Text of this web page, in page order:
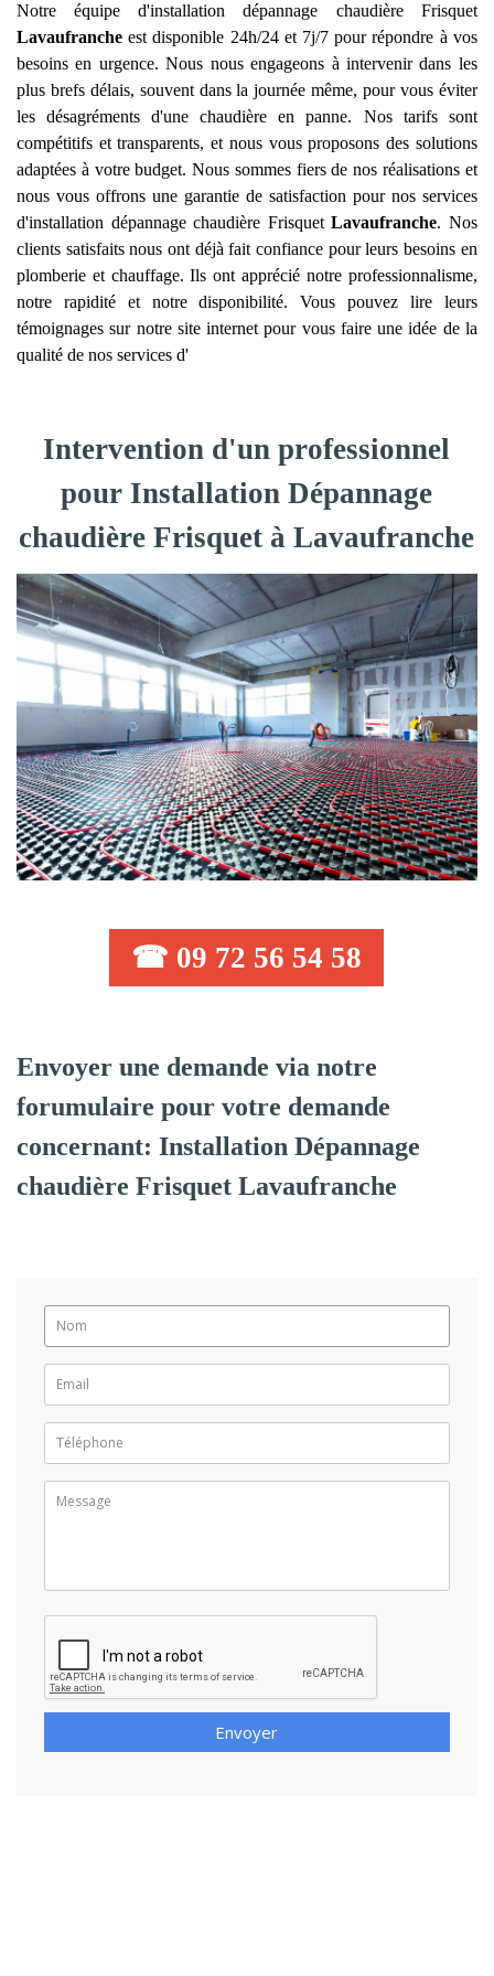
Notre équipe d'installation dépannage chaudière Frisquet
Lavaufranche est disponible 24h/24 et 7j/7 pour répondre à vos
besoins en urgence. Nous nous engageons à intervenir dans les
plus brefs délais, souvent dans la journée même, pour vous éviter
les désagréments d'une chaudière en panne. Nos tarifs sont
compétitifs et transparents, et nous vous proposons des solutions
adaptées à votre budget. Nous sommes fiers de nos réalisations et
nous vous offrons une garantie de satisfaction pour nos services
d'installation dépannage chaudière FrisquetLavaufranche. Nos
clients satisfaits nous ont déjà fait confiance pour leurs besoins en
plomberie et chauffage. Ils ont apprécié notre professionnalisme,
notre rapidité et notre disponibilité. Vous pouvez lire leurs
témoignages sur notre site internet pour vous faire une idée de la
qualité de nos services d'
Intervention d'un professionnel
pour Installation Dépannage
chaudière Frisquet à Lavaufranche
☎ 09 72 56 54 58
Envoyer une demande via notre
forumulaire pour votre demande
concernant: Installation Dépannage
chaudière Frisquet Lavaufranche
Envoyer